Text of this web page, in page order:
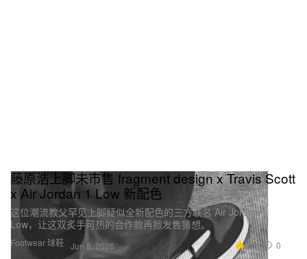
Footwear 球鞋
藤原浩上脚未市售 fragment design x Travis Scott
x Air Jordan 1 Low 新配色
这位潮流教父罕见上脚疑似全新配色的三方联名 Air Jordan 1
Low，让这双炙手可热的合作款再掀发售猜想。
Jun 8, 2026 9.1K 0